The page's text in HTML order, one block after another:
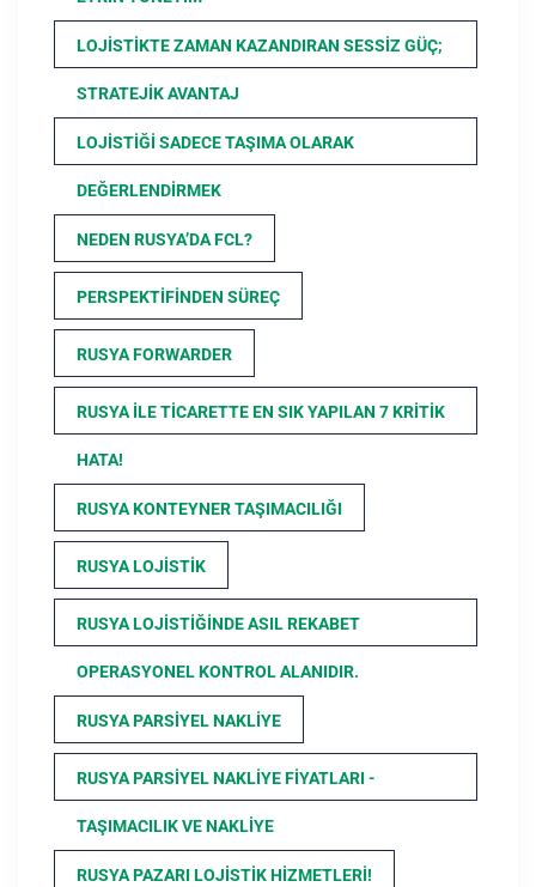
LOJISTIKTE ZAMAN KAZANDIRAN SESSIZ GÜÇ;
STRATEJIK AVANTAJ
LOJISTIĞI SADECE TAŞIMA OLARAK
DEĞERLENDIRMEK
NEDEN RUSYA’DA FCL?
PERSPEKTIFINDEN SÜREÇ
RUSYA FORWARDER
RUSYA ILE TICARETTE EN SIK YAPILAN 7 KRITIK
HATA!
RUSYA KONTEYNER TAŞIMACILIĞI
RUSYA LOJISTIK
RUSYA LOJISTIĞINDE ASIL REKABET
OPERASYONEL KONTROL ALANIDIR.
RUSYA PARSIYEL NAKLIYE
RUSYA PARSIYEL NAKLIYE FIYATLARI -
TAŞIMACILIK VE NAKLIYE
RUSYA PAZARI LOJISTIK HIZMETLERI!